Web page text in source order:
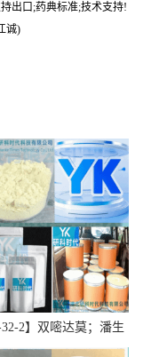
出口;药典标准;技术支持!
诚)
32-2】双嘧达莫；潘生
科研试剂-湖北研科时